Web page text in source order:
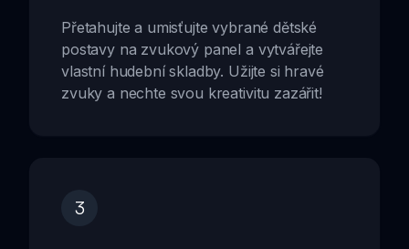
Přetahujte a umisťujte vybrané dětské
postavy na zvukový panel a vytvářejte
vlastní hudební skladby. Užijte si hravé
zvuky a nechte svou kreativitu zazářit!
3